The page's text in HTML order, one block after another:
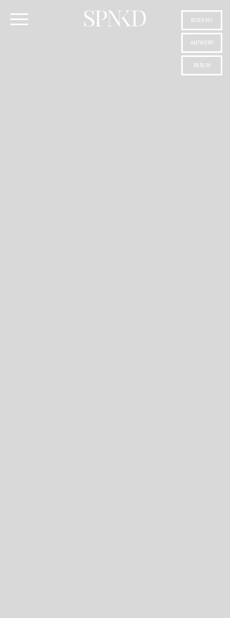
BOEK NU
ANTWERP
BERLIN